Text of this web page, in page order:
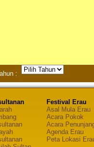
:
Festival Erau
Asal Mula Erau
Acara Pokok
Acara
Agenda Erau
Peta Lokasi